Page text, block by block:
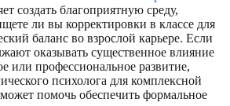
создать благоприятную среду,
ли вы корректировки в классе для
баланс во взрослой карьере. Если
оказывать существенное влияние
или профессиональное развитие,
психолога для комплексной
помочь обеспечить формальное